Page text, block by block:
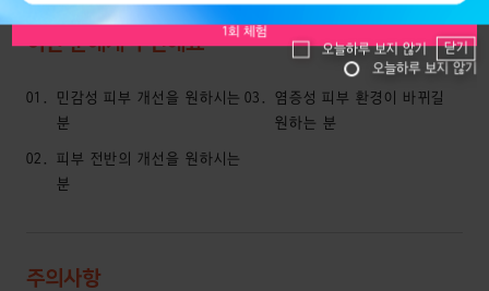
1회 체험
1회 체험
오늘하루 보지 않기
오늘하루 보지 않기 닫기
이런 분에게 추천해요
01
민감성 피부 개선을 원하시는
분
02
피부 전반의 개선을 원하시는
분
03
염증성 피부 환경이 바뀌길
원하는 분
주의사항